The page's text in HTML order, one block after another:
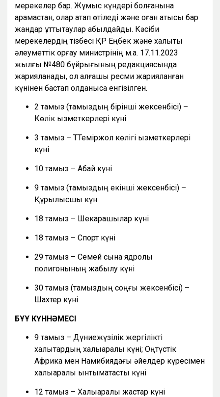
мерекелер бар. Жұмыс күндері болғанына
қарамастан, олар атап өтіледі және оған қатысы бар
жандар құттықтаулар қабылдайды. Кәсіби
мерекелердің тізбесі ҚР Еңбек және халықты
әлеуметтік қорғау министрінің м.а. 17.11.2023
жылғы №480 бұйрығының редакциясында
жарияланады, ол алғашқы ресми жарияланған
күнінен бастап қолданысқа енгізілген.
2 тамыз (тамыздың бірінші жексенбісі) –
Көлік қызметкерлері күні
3 тамыз – ТТеміржол көлігі қызметкерлері
күні
10 тамыз – Абай күні
9 тамыз (тамыздың екінші жексенбісі) –
Құрылысшы күн
18 тамыз – Шекарашылар күні
18 тамыз – Спорт күні
29 тамыз – Семей сынақ ядролық
полигонының жабылу күні
30 тамыз (тамыздың соңғы жексенбісі) –
Шахтер күні
БҰҰ КҮННӘМЕСІ
9 тамыз – Дүниежүзілік жергілікті
халықтардың халықаралық күні; Оңтүстік
Африка мен Намибиядағы әйелдер күресімен
халықаралық ынтымақтастық күні
12 тамыз – Халықаралық жастар күні